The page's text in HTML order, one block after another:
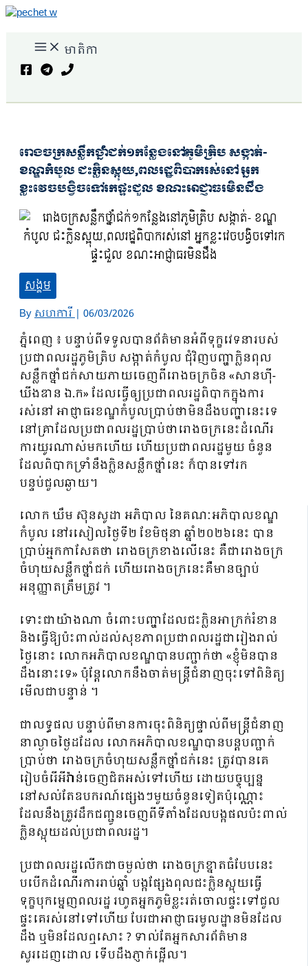
Skip
content
មាតិកា
រោងចក្រសន្លឹកថ្នាំជក់១កន្លែងនៅភូមិត្រិប សង្កាត់-
ខណ្ឌកំបូល ជះក្លិនស្អុយ,ពលរដ្ឋពិបាករស់នៅ អ្នក
ខ្លះវេចបង្វិចទៅរកផ្ទះជួល ខណះអាជ្ញាធរមិនដឹង
សង្គម
Byសហការី| 06/03/2026
ភ្នំពេញ ៖ បន្ទាប់ពីទទួលបានព័ត៌មានអំពីទុក្ខវេទនារបស់
ប្រជាពលរដ្ឋភូមិត្រិប សង្កាត់កំបូល ជុំវិញបញ្ហាក្លិនពុល
សន្លឹកថ្នាំជក់សាយភាយចេញពីរោងចក្រចិន «សានហ៊ី-
ឃីងឌាន ឯ.ក» ដែលធ្វើឲ្យប្រជាពលរដ្ឋពិបាកក្នុងការ
រស់នៅ អាជ្ញាធរខណ្ឌកំបូលប្រាប់ថាមិនដឹងបញ្ហានេះទេ
នៅគ្រាដែលប្រជាពលរដ្ឋប្រាប់ថារោងចក្រនេះដំណើរ
ការយូរណាស់មកហើយ ហើយប្រជាពលរដ្ឋមួយ ចំនួន
ដែលពិបាកទ្រាំនឹងក្លិនសន្លឹកថ្នាំនេះ ក៏បានទៅរក
បន្ទប់ជួលឆ្ងាយ។
លោក ឃឹម ស៊ុនសូដា អភិបាល នៃគណៈអភិបាលខណ្ឌ
កំបូល នៅរសៀលថ្ងៃទី២ ខែមិថុនា ឆ្នាំ២០២៦នេះ បាន
ប្រាប់អ្មកកាសែតថា រោងចក្រខាងលើនេះ គឺជារោងចក្រ
ចំហុយសន្លឹកថ្នាំជក់ ហើយរោងចក្រនេះគឺមានច្បាប់
អនុញ្ញាតត្រឹមត្រូវ ។
ទោះជាយ៉ាងណា ចំពោះបញ្ហាដែលជះក្លិនអាក្រក់រំខាន
និងធ្វើឱ្យប៉ះពាល់ដល់សុខភាពប្រជាពលរដ្ឋជារៀងរាល់
ថ្ងៃនោះ លោកអភិបាលខណ្ឌបានបញ្ជាក់ថា «ខ្ញុំមិនបាន
ដឹងនោះទេ» ប៉ុន្តែលោកនឹងចាត់មន្ត្រីជំនាញចុះទៅពិនិត្យ
មើលជាបន្ទាន់ ។
ជាលទ្ធផល បន្ទាប់ពីមានការចុះពិនិត្យផ្ទាល់ពីមន្ត្រីជំនាញ
នាល្ងាចថ្ងៃដដែល លោកអភិបាលខណ្ឌបានបន្តបញ្ជាក់
ប្រាប់ថា រោងចក្រចំហុយសន្លឹកថ្នាំជក់នេះ ត្រូវបានគេ
រៀបចំរើអីវ៉ាន់ចេញជិតអស់ទៅហើយ ដោយបច្ចុប្បន្ន
នៅសល់តែឧបករណ៍ផ្សេងៗមួយចំនួនទៀតប៉ុណ្ណោះ
ដែលនឹងត្រូវដឹកជញ្ជូនចេញពីទីតាំងដែលបង្កផលប៉ះពាល់
ក្លិនស្អុយដល់ប្រជាពលរដ្ឋ។
ប្រជាពលរដ្ឋលើកជាចម្ងល់ថា រោងចក្រខ្នាតធំបែបនេះ
បបើកដំណើរការរាប់ឆ្នាំ បង្កផ្សែងពុលជះក្លិនស្អុយធ្វើ
ទុក្ខបុកម្នេញពលរដ្ឋ រហូតអ្នកភូមិខ្លះរត់ចោលផ្ទះទៅជួល
ផ្ទះគេរស់នៅទៅហើយ បែរជាអាជ្ញាធរមូលដ្ឋានមិនដែល
ដឹង ឬមិនដែលឮសោះ ? ទាល់តែអ្នកសារព័ត៌មាន
សួរដេញដោល ទើបដឹងភ្ញាក់ផ្អើល។